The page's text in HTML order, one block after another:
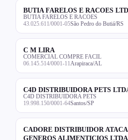
BUTIA FARELOS E RACOES
BUTIA FARELOS E RACOES
43.025.611/0001-05São Pedro do Butiá/RS
C M LIRA
COMERCIAL COMPRE FACIL
06.145.514/0001-11 Arapiraca/AL
C4D DISTRIBUIDORA PETS
C4D DISTRIBUIDORA PETS
19.998.150/0001-64Santos/SP
CADORE DISTRIBUIDOR
GENEROS ALIMENTICIOS LTDA